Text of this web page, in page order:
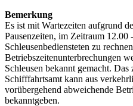
Bemerkung
Es ist mit Wartezeiten aufgrund
Pausenzeiten, im Zeitraum
Schleusenbediensteten zu
Betriebszeitenunterbrechungen
Schleusen bekannt gemacht. Das
Schifffahrtsamt kann aus
vorübergehend abweichende
bekanntgeben.